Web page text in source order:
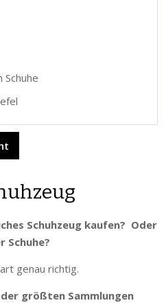
Schuhe
Schuhzeug kaufen? Oder
Schuhe?
genau richtig.
größten Sammlungen